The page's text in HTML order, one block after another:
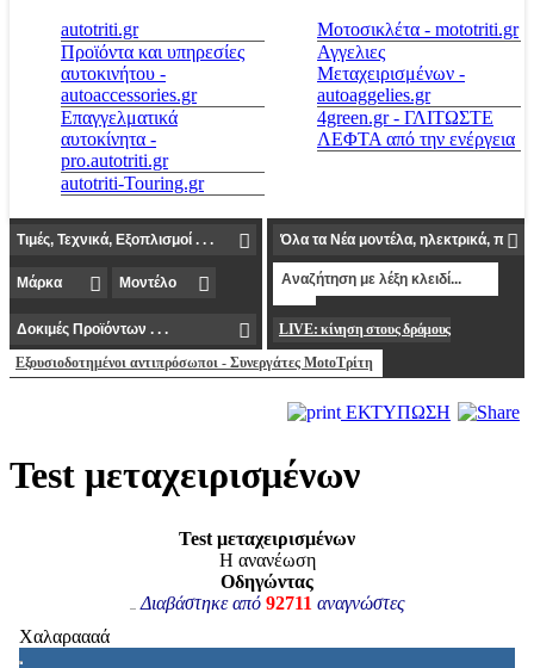
autotriti.gr
Προϊόντα και υπηρεσίες
αυτοκινήτου -
autoaccessories.gr
Επαγγελματικά
αυτοκίνητα -
pro.autotriti.gr
autotriti-Touring.gr
Μοτοσικλέτα - mototriti.gr
Αγγελιες
Μεταχειρισμένων -
autoaggelies.gr
4green.gr - ΓΛΙΤΩΣΤΕ
ΛΕΦΤΑ από την ενέργεια
LIVE: κίνηση στους δρόμους
Εξουσιοδοτημένοι αντιπρόσωποι - Συνεργάτες MotoΤρίτη
ΕΚΤΥΠΩΣΗ
Test μεταχειρισμένων
Test μεταχειρισμένων
Η ανανέωση
Οδηγώντας
Διαβάστηκε από 92711 αναγνώστες
Χαλαραααά